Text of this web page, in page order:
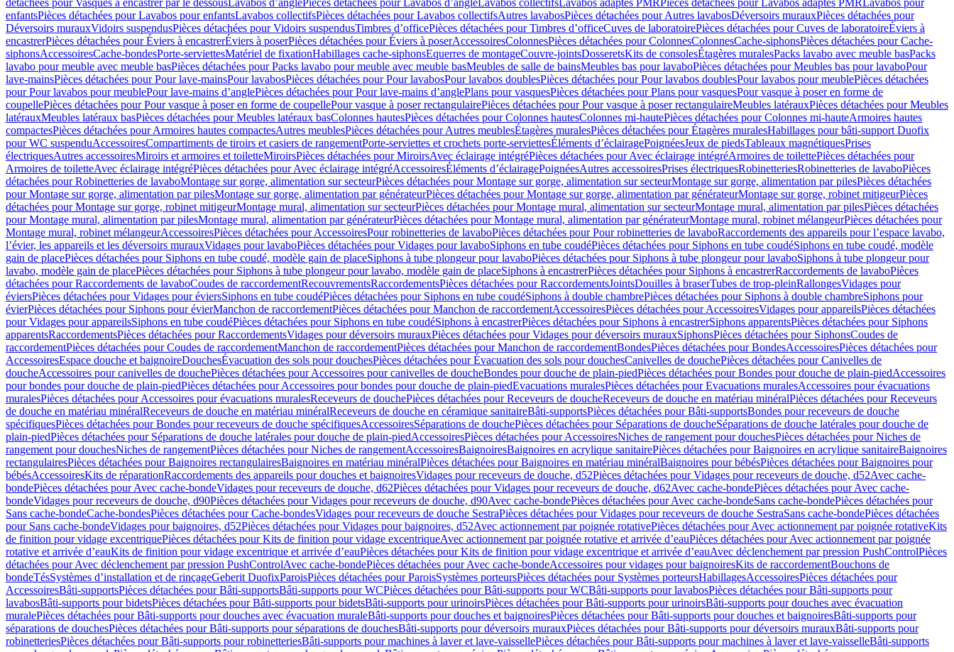
détachées pour Vasques à encastrer par le dessousLavabos d’anglePièces détachées pour Lavabos d’angleLavabos collectifsLavabos adaptés PMRPièces détachées pour Lavabos adaptés PMRLavabos pour
enfantsPièces détachées pour Lavabos pour enfantsLavabos collectifsPièces détachées pour Lavabos collectifsAutres lavabosPièces détachées pour Autres lavabosDéversoirs murauxPièces détachées pour
Déversoirs murauxVidoirs suspendusPièces détachées pour Vidoirs suspendusTimbres dʼofficePièces détachées pour Timbres dʼofficeCuves de laboratoirePièces détachées pour Cuves de laboratoireÉviers à
encastrerPièces détachées pour Éviers à encastrerÉviers à poserPièces détachées pour Éviers à poserAccessoiresColonnesPièces détachées pour ColonnesColonnesCache-siphonsPièces détachées pour Cache-
siphonsAccessoiresCache-bondesPorte-serviettesMatériel de fixationHabillages cache-siphonsEquerres de montageCouvre-jointsDosseretsKits de consolesÉtagères muralesPacks lavabo avec meuble basPacks
lavabo pour meuble avec meuble basPièces détachées pour Packs lavabo pour meuble avec meuble basMeubles de salle de bainsMeubles bas pour lavaboPièces détachées pour Meubles bas pour lavaboPour
lave-mainsPièces détachées pour Pour lave-mainsPour lavabosPièces détachées pour Pour lavabosPour lavabos doublesPièces détachées pour Pour lavabos doublesPour lavabos pour meublePièces détachées
pour Pour lavabos pour meublePour lave-mains d’anglePièces détachées pour Pour lave-mains d’anglePlans pour vasquesPièces détachées pour Plans pour vasquesPour vasque à poser en forme de
coupellePièces détachées pour Pour vasque à poser en forme de coupellePour vasque à poser rectangulairePièces détachées pour Pour vasque à poser rectangulaireMeubles latérauxPièces détachées pour Meubles
latérauxMeubles latéraux basPièces détachées pour Meubles latéraux basColonnes hautesPièces détachées pour Colonnes hautesColonnes mi-hautePièces détachées pour Colonnes mi-hauteArmoires hautes
compactesPièces détachées pour Armoires hautes compactesAutres meublesPièces détachées pour Autres meublesÉtagères muralesPièces détachées pour Étagères muralesHabillages pour bâti-support Duofix
pour WC suspenduAccessoiresCompartiments de tiroirs et casiers de rangementPorte-serviettes et crochets porte-serviettesÉléments d’éclairagePoignéesJeux de piedsTableaux magnétiquesPrises
électriquesAutres accessoiresMiroirs et armoires et toiletteMiroirsPièces détachées pour MiroirsAvec éclairage intégréPièces détachées pour Avec éclairage intégréArmoires de toilettePièces détachées pour
Armoires de toiletteAvec éclairage intégréPièces détachées pour Avec éclairage intégréAccessoiresÉléments d’éclairagePoignéesAutres accessoiresPrises électriquesRobinetteriesRobinetteries de lavaboPièces
détachées pour Robinetteries de lavaboMontage sur gorge, alimentation sur secteurPièces détachées pour Montage sur gorge, alimentation sur secteurMontage sur gorge, alimentation par pilesPièces détachées
pour Montage sur gorge, alimentation par pilesMontage sur gorge, alimentation par générateurPièces détachées pour Montage sur gorge, alimentation par générateurMontage sur gorge, robinet mitigeurPièces
détachées pour Montage sur gorge, robinet mitigeurMontage mural, alimentation sur secteurPièces détachées pour Montage mural, alimentation sur secteurMontage mural, alimentation par pilesPièces détachées
pour Montage mural, alimentation par pilesMontage mural, alimentation par générateurPièces détachées pour Montage mural, alimentation par générateurMontage mural, robinet mélangeurPièces détachées pour
Montage mural, robinet mélangeurAccessoiresPièces détachées pour AccessoiresPour robinetteries de lavaboPièces détachées pour Pour robinetteries de lavaboRaccordements des appareils pour l’espace lavabo,
l’évier, les appareils et les déversoirs murauxVidages pour lavaboPièces détachées pour Vidages pour lavaboSiphons en tube coudéPièces détachées pour Siphons en tube coudéSiphons en tube coudé, modèle
gain de placePièces détachées pour Siphons en tube coudé, modèle gain de placeSiphons à tube plongeur pour lavaboPièces détachées pour Siphons à tube plongeur pour lavaboSiphons à tube plongeur pour
lavabo, modèle gain de placePièces détachées pour Siphons à tube plongeur pour lavabo, modèle gain de placeSiphons à encastrerPièces détachées pour Siphons à encastrerRaccordements de lavaboPièces
détachées pour Raccordements de lavaboCoudes de raccordementRecouvrementsRaccordementsPièces détachées pour RaccordementsJointsDouilles à braserTubes de trop-pleinRallongesVidages pour
éviersPièces détachées pour Vidages pour éviersSiphons en tube coudéPièces détachées pour Siphons en tube coudéSiphons à double chambrePièces détachées pour Siphons à double chambreSiphons pour
évierPièces détachées pour Siphons pour évierManchon de raccordementPièces détachées pour Manchon de raccordementAccessoiresPièces détachées pour AccessoiresVidages pour appareilsPièces détachées
pour Vidages pour appareilsSiphons en tube coudéPièces détachées pour Siphons en tube coudéSiphons à encastrerPièces détachées pour Siphons à encastrerSiphons apparentsPièces détachées pour Siphons
apparentsRaccordementsPièces détachées pour RaccordementsVidages pour déversoirs murauxPièces détachées pour Vidages pour déversoirs murauxSiphonsPièces détachées pour SiphonsCoudes de
raccordementPièces détachées pour Coudes de raccordementManchon de raccordementPièces détachées pour Manchon de raccordementBondesPièces détachées pour BondesAccessoiresPièces détachées pour
AccessoiresEspace douche et baignoireDouchesÉvacuation des sols pour douchesPièces détachées pour Évacuation des sols pour douchesCanivelles de douchePièces détachées pour Canivelles de
doucheAccessoires pour canivelles de douchePièces détachées pour Accessoires pour canivelles de doucheBondes pour douche de plain-piedPièces détachées pour Bondes pour douche de plain-piedAccessoires
pour bondes pour douche de plain-piedPièces détachées pour Accessoires pour bondes pour douche de plain-piedEvacuations muralesPièces détachées pour Evacuations muralesAccessoires pour évacuations
muralesPièces détachées pour Accessoires pour évacuations muralesReceveurs de douchePièces détachées pour Receveurs de doucheReceveurs de douche en matériau minéralPièces détachées pour Receveurs
de douche en matériau minéralReceveurs de douche en matériau minéralReceveurs de douche en céramique sanitaireBâti-supportsPièces détachées pour Bâti-supportsBondes pour receveurs de douche
spécifiquesPièces détachées pour Bondes pour receveurs de douche spécifiquesAccessoiresSéparations de douchePièces détachées pour Séparations de doucheSéparations de douche latérales pour douche de
plain-piedPièces détachées pour Séparations de douche latérales pour douche de plain-piedAccessoiresPièces détachées pour AccessoiresNiches de rangement pour douchesPièces détachées pour Niches de
rangement pour douchesNiches de rangementPièces détachées pour Niches de rangementAccessoiresBaignoiresBaignoires en acrylique sanitairePièces détachées pour Baignoires en acrylique sanitaireBaignoires
rectangulairesPièces détachées pour Baignoires rectangulairesBaignoires en matériau minéralPièces détachées pour Baignoires en matériau minéralBaignoires pour bébésPièces détachées pour Baignoires pour
bébésAccessoiresKits de réparationRaccordements des appareils pour douches et baignoiresVidages pour receveurs de douche, d52Pièces détachées pour Vidages pour receveurs de douche, d52Avec cache-
bondePièces détachées pour Avec cache-bondeVidages pour receveurs de douche, d62Pièces détachées pour Vidages pour receveurs de douche, d62Avec cache-bondePièces détachées pour Avec cache-
bondeVidages pour receveurs de douche, d90Pièces détachées pour Vidages pour receveurs de douche, d90Avec cache-bondePièces détachées pour Avec cache-bondeSans cache-bondePièces détachées pour
Sans cache-bondeCache-bondesPièces détachées pour Cache-bondesVidages pour receveurs de douche SestraPièces détachées pour Vidages pour receveurs de douche SestraSans cache-bondePièces détachées
pour Sans cache-bondeVidages pour baignoires, d52Pièces détachées pour Vidages pour baignoires, d52Avec actionnement par poignée rotativePièces détachées pour Avec actionnement par poignée rotativeKits
de finition pour vidage excentriquePièces détachées pour Kits de finition pour vidage excentriqueAvec actionnement par poignée rotative et arrivée d’eauPièces détachées pour Avec actionnement par poignée
rotative et arrivée d’eauKits de finition pour vidage excentrique et arrivée d’eauPièces détachées pour Kits de finition pour vidage excentrique et arrivée d’eauAvec déclenchement par pression PushControlPièces
détachées pour Avec déclenchement par pression PushControlAvec cache-bondePièces détachées pour Avec cache-bondeAccessoires pour vidages pour baignoiresKits de raccordementBouchons de
bondeTésSystèmes d’installation et de rinçageGeberit DuofixParoisPièces détachées pour ParoisSystèmes porteursPièces détachées pour Systèmes porteursHabillagesAccessoiresPièces détachées pour
AccessoiresBâti-supportsPièces détachées pour Bâti-supportsBâti-supports pour WCPièces détachées pour Bâti-supports pour WCBâti-supports pour lavabosPièces détachées pour Bâti-supports pour
lavabosBâti-supports pour bidetsPièces détachées pour Bâti-supports pour bidetsBâti-supports pour urinoirsPièces détachées pour Bâti-supports pour urinoirsBâti-supports pour douches avec évacuation
muralePièces détachées pour Bâti-supports pour douches avec évacuation muraleBâti-supports pour douches et baignoiresPièces détachées pour Bâti-supports pour douches et baignoiresBâti-supports pour
séparations de douchesPièces détachées pour Bâti-supports pour séparations de douchesBâti-supports pour déversoirs murauxPièces détachées pour Bâti-supports pour déversoirs murauxBâti-supports pour
robinetteriesPièces détachées pour Bâti-supports pour robinetteriesBâti-supports pour machines à laver et lave-vaissellePièces détachées pour Bâti-supports pour machines à laver et lave-vaisselleBâti-supports